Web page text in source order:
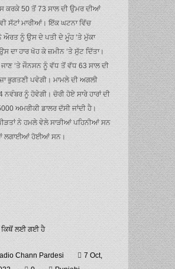
ਕਰਕੇ 50 ਤੋਂ 73 ਸਾਲ ਦੀ ਉਮਰ ਦੀਆਂ
ਸੱਟਾਂ ਮਾਰੀਆਂ। ਇੱਕ ਘਟਨਾ ਵਿੱਚ
ਔਰਤ ਨੂੰ ਉਸ ਦੇ ਪਤੀ ਦੇ ਮੂੰਹ ‘ਤੇ ਮੁੱਕਾ
ਦਾ ਹਾਰ ਖੋਹ ਕੇ ਜ਼ਮੀਨ ‘ਤੇ ਸੁੱਟ ਦਿੱਤਾ।
ਜਾਣ ‘ਤੇ ਜੌਨਸਨ ਨੂੰ ਵੱਧ ਤੋਂ ਵੱਧ 63 ਸਾਲ ਦੀ
ਭੁਗਤਣੀ ਪਵੇਗੀ। ਮਾਮਲੇ ਦੀ ਅਗਲੀ
ਨਵੰਬਰ ਨੂੰ ਹੋਵੇਗੀ। ਚੋਰੀ ਹੋਏ ਸਾਰੇ ਹਾਰਾਂ ਦੀ
ਅਮਰੀਕੀ ਡਾਲਰ ਦੱਸੀ ਜਾਂਦੀ ਹੈ।
ਨੇ ਹਮਲੇ ਵੇਲੇ ਸਾੜੀਆਂ ਪਹਿਨੀਆਂ ਸਨ
ਲਗਾਈਆਂ ਹੋਈਆਂ ਸਨ।
ਕਿਥੋਂ ਲਈ ਗਈ ਹੈ
Chann Pardesi
7 Oct,